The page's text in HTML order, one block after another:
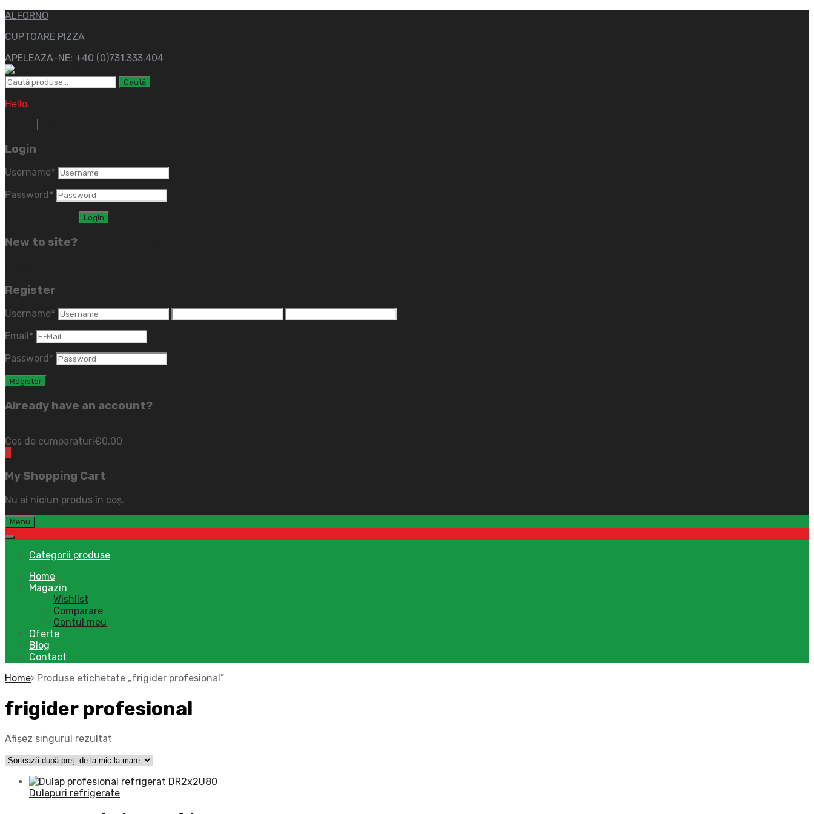
ALFORNO
CUPTOARE PIZZA
APELEAZA-NE: +40 (0)731.333.404
Caută
Hello.
Login
Username*
Password *
New to site?
Register
Username*
Email *
Password *
Already have an account?
Cos de cumparaturi€0.00
0
My Shopping Cart
Nu ai niciun produs în coș.
Menu
Categorii produse
Home
Magazin
Wishlist
Comparare
Contul meu
Oferte
Blog
Contact
Home
Produse etichetate „frigider profesional”
frigider profesional
Afișez singurul rezultat
Dulapuri refrigerate